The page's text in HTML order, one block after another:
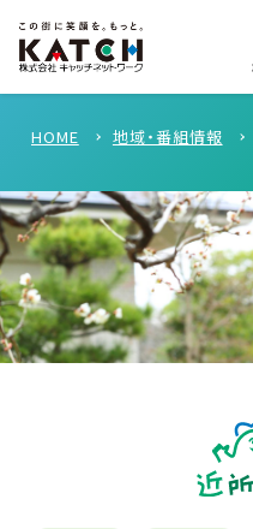
HOME 地域・番組情報